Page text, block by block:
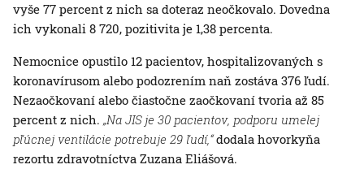
vyše 77 percent z nich sa doteraz neočkovalo. Dovedna
ich vykonali 8 720, pozitivita je 1,38 percenta.
Nemocnice opustilo 12 pacientov, hospitalizovaných s
koronavírusom alebo podozrením naň zostáva 376 ľudí.
Nezaočkovaní alebo čiastočne zaočkovaní tvoria až 85
percent z nich. „Na JIS je 30 pacientov, podporu umelej
pľúcnej ventilácie potrebuje 29 ľudí,“dodala hovorkyňa
rezortu zdravotníctva Zuzana Eliášová.